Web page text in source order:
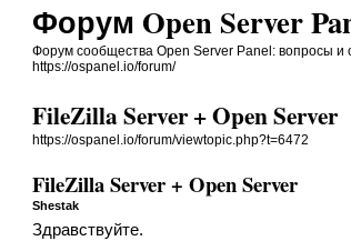
Форум Open Server
Форум сообщества Open Server Panel: вопросы и
https://ospanel.io/forum/
FileZilla Server + Open Server
https://ospanel.io/forum/viewtopic.php?t=6472
FileZilla Server + Open Server
Shestak
Здравствуйте.